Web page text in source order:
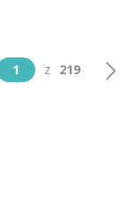
1 z 219